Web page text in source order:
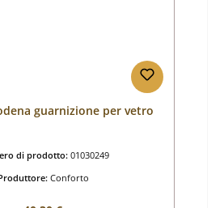
guarnizione per vetro
di prodotto: 01030249
Conforto